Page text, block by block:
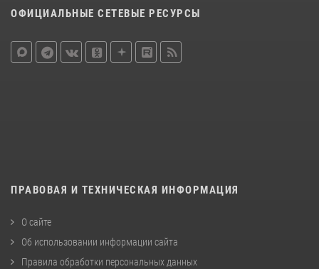
ОФИЦИАЛЬНЫЕ СЕТЕВЫЕ РЕСУРСЫ
ПРАВОВАЯ И ТЕХНИЧЕСКАЯ ИНФОРМАЦИЯ
О сайте
Об использовании информации сайта
Правила обработки персональных данных